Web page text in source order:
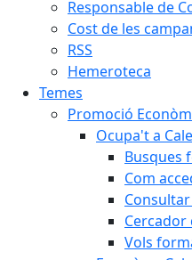
Responsable de
Cost de les
RSS
Hemeroteca
Temes
Promoció
Ocupa't a
Busques
Com
Cercador
Vols